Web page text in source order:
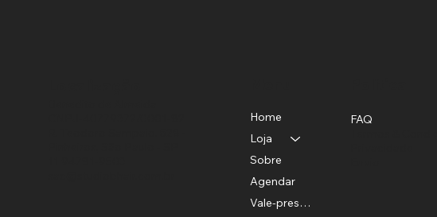
Home
Loja
Sobre
Agendar
Vale-presente
FAQ